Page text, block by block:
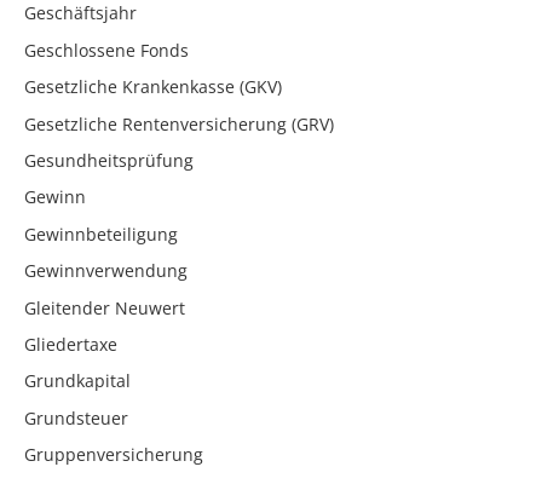
Geschäftsjahr
Geschlossene Fonds
Gesetzliche Krankenkasse (GKV)
Gesetzliche Rentenversicherung (GRV)
Gesundheitsprüfung
Gewinn
Gewinnbeteiligung
Gewinnverwendung
Gleitender Neuwert
Gliedertaxe
Grundkapital
Grundsteuer
Gruppenversicherung